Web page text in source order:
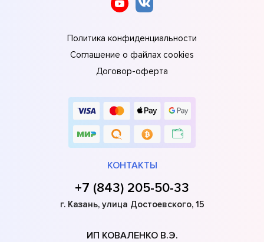
Политика конфиденциальности
Соглашение о файлах cookies
Договор-оферта
КОНТАКТЫ
+7 (843) 205-50-33
г. Казань, улица Достоевского, 15
ИП КОВАЛЕНКО В.Э.